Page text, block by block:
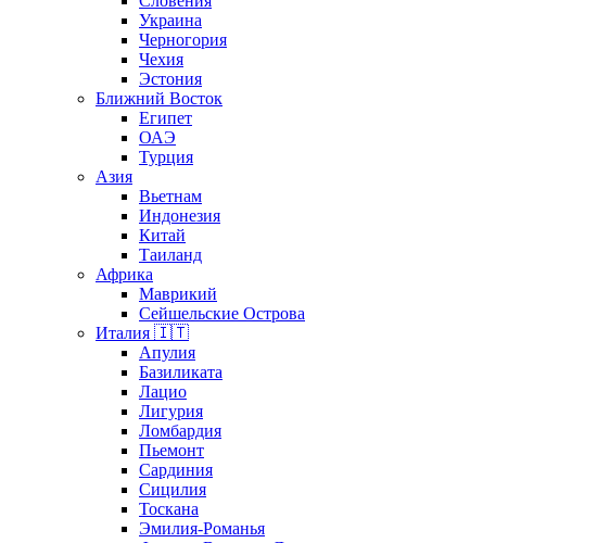
Украина
Черногория
Чехия
Эстония
Ближний Восток
Египет
ОАЭ
Турция
Азия
Вьетнам
Индонезия
Китай
Таиланд
Африка
Маврикий
Сейшельские Острова
Италия 🇮🇹
Апулия
Базиликата
Лацио
Лигурия
Ломбардия
Пьемонт
Сардиния
Сицилия
Тоскана
Эмилия-Романья